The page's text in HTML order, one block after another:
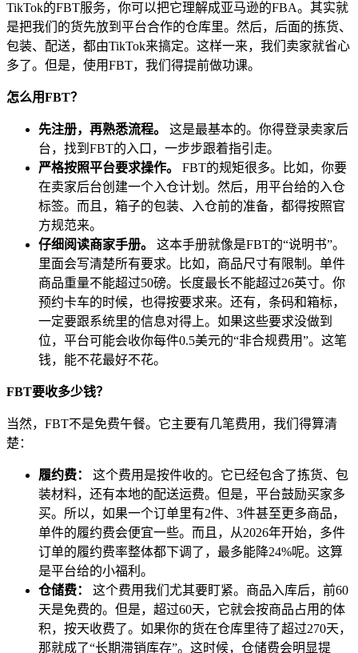
TikTok的FBT服务，你可以把它理解成亚马逊的FBA。其实就
是把我们的货先放到平台合作的仓库里。然后，后面的拣货、
包装、配送，都由TikTok来搞定。这样一来，我们卖家就省心
多了。但是，使用FBT，我们得提前做功课。
怎么用FBT？
先注册，再熟悉流程。
这是最基本的。你得登录卖家后
台，找到FBT的入口，一步步跟着指引走。
严格按照平台要求操作。
FBT的规矩很多。比如，你要
在卖家后台创建一个入仓计划。然后，用平台给的入仓
标签。而且，箱子的包装、入仓前的准备，都得按照官
方规范来。
仔细阅读商家手册。
这本手册就像是FBT的“说明书”。
里面会写清楚所有要求。比如，商品尺寸有限制。单件
商品重量不能超过50磅。长度最长不能超过26英寸。你
预约卡车的时候，也得按要求来。还有，条码和箱标，
一定要跟系统里的信息对得上。如果这些要求没做到
位，平台可能会收你每件0.5美元的“非合规费用”。这笔
钱，能不花最好不花。
FBT要收多少钱？
当然，FBT不是免费午餐。它主要有几笔费用，我们得算清
楚：
履约费：
这个费用是按件收的。它已经包含了拣货、包
装材料，还有本地的配送运费。但是，平台鼓励买家多
买。所以，如果一个订单里有2件、3件甚至更多商品，
单件的履约费会便宜一些。而且，从2026年开始，多件
订单的履约费率整体都下调了，最多能降24%呢。这算
是平台给的小福利。
仓储费：
这个费用我们尤其要盯紧。商品入库后，前60
天是免费的。但是，超过60天，它就会按商品占用的体
积，按天收费了。如果你的货在仓库里待了超过270天，
那就成了“长期滞销库存”。这时候，仓储费会明显提